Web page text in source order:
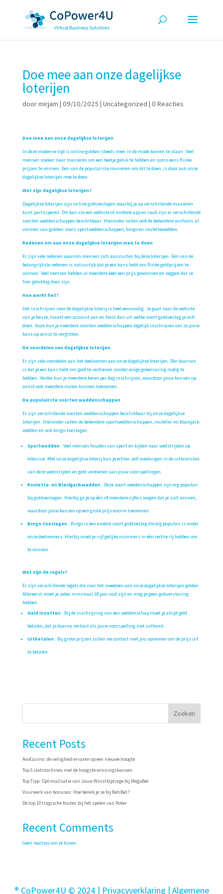
Doe mee aan onze dagelijkse
loterijen
doormirjam | 09/10/2025 | Uncategorized | 0 Reacties
Doe mee aan onze dagelijkse loterijen
In deze moderne tijd is online gokken steeds meer in de mode komen te staan. Veel
mensen zoeken naar manieren om een beetje geluk te hebben en soms eens flinke
prijzen te winnen. Een van de populairste manieren om dit te doen, is door aan onze
dagelijkse loterijen mee te doen.
Wat zijn dagelijkse loterijen?
Dagelijkse loterijen zijn online goktoeslagen waarbij je op verschillende manieren
kunt participeren. Dit kan via een website of mobiele app en vaak zijn er verschillende
soorten weddenschappen beschikbaar. Hieronder vallen ook de bekenderewishwin.nl
vormen van gokken zoals sportweddenschappen, bingo en roulettewedden.
Redenen om aan onze dagelijkse loterijen mee te doen
Er zijn vele redenen waarom mensen zich aansluiten bij deze loterijen. Eén van de
belangrijkste redenen is natuurlijk dat je een kans hebt om flinke geldprijzen te
winnen. Veel mensen hebben al meerdere keer een prijs gewonnen en zeggen dat ze
hier gelukkig door zijn.
Hoe werkt het?
Het inschrijven voor de dagelijkse loterij is heel eenvoudig. Je gaat naar de website
van je keuze, maakt een account aan en kiest dan uit welke soort goktoeslag je wilt
doen. Vaak kun je meerdere soorten weddenschappen tegelijk inschrijven om zo jouw
kans op winst te vergroten.
De voordelen van dagelijkse loterijen
Er zijn vele voordelen aan het deelnemen aan onze dagelijkse loterijen. Eén daarvan
is dat je een kans hebt om geld te verdienen zonder enige gokervaring nodig te
hebben. Verder kun je meerdere keren per dag inschrijven, waardoor jouw kansen op
winst ook meerdere malen kunnen toenemen.
De populairste soorten weddenschappen
Er zijn verschillende soorten weddenschappen beschikbaar bij onze dagelijkse
loterijen. Hieronder vallen de bekendere sportweddenschappen, roulette- en blackjack-
wedden en ook bingo-toeslagen.
Sportwedden: Veel mensen houden van sport en kijken naar wedstrijden op
televisie. Met onze dagelijkse loterij kun je echter zelf meebuigen in de uitkomsten
van deze wedstrijden en geld verdienen aan jouw voorspellingen.
Roulette- en Blackjack-wedden: Deze soort weddenschappen zijn erg populair
bij goktoeslagen. Hierbij ga je op één of meerdere cijfers wagen dat je zult winnen,
waardoor jouw kansen op een grote prijs enorm toenemen.
Bingo-toeslagen: Bingo is een andere soort goktoeslag die erg populair is onder
onze deelnemers. Hierbij moet je vijf gelijke nummers in één rechte rij hebben om
te winnen.
Wat zijn de regels?
Er zijn verschillende regels die voor het meedoen aan onze dagelijkse loterijen gelden.
Allereerst moet je zeker minimaal 18 jaar oud zijn en mag je geen gokverslaving
hebben.
Geld inzetten: Bij de inschrijving van een weddenschap moet je altijd geld
betalen, dat je daarna verliest als jouw voorspelling niet uitkomt.
Uitbetalen: Bij grote prijzen zullen we contact met jou opnemen om de prijs uit
te betalen.
Zoeken
Recent Posts
AvoCasino: de veiligheid ervaren op een nieuwe hoogte
Top 5 slotmachines met de hoogste winningskansen
Top Tipp: Optimalisatie van Jouw Winstbijdrage bij MegaBet
Vuurwerk van bonuses: Hoe bereik je ze bij BetiBet?
De top 10 tragische fouten bij het spelen van Poker
Recent Comments
Geen reacties om te tonen.
® CoPower4U © 2024 | Privacyverklaring | Algemene